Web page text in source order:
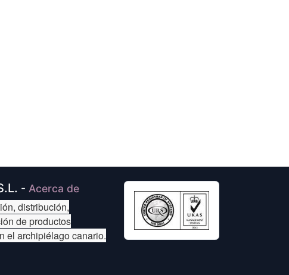
- Acerca de
distribución,
de productos
el archipiélago canario.